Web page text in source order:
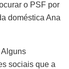
o PSF por
doméstica Ana
sociais que a